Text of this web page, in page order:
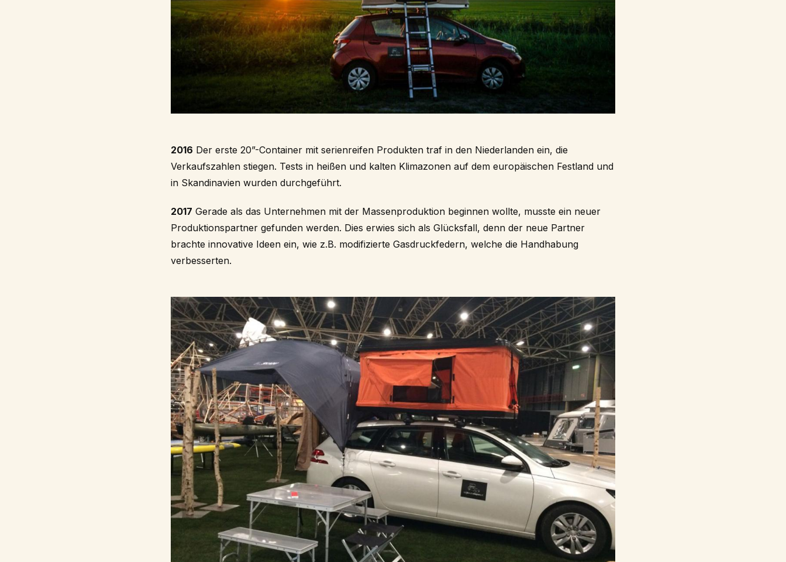
2016 Der erste 20”-Container mit serienreifen Produkten traf in den Niederlanden ein, die
Verkaufszahlen stiegen. Tests in heißen und kalten Klimazonen auf dem europäischen Festland und
in Skandinavien wurden durchgeführt.
2017 Gerade als das Unternehmen mit der Massenproduktion beginnen wollte, musste ein neuer
Produktionspartner gefunden werden. Dies erwies sich als Glücksfall, denn der neue Partner
brachte innovative Ideen ein, wie z.B. modifizierte Gasdruckfedern, welche die Handhabung
verbesserten.